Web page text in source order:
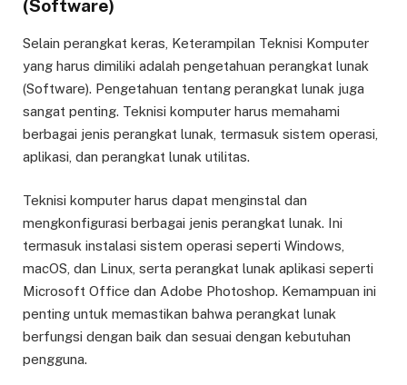
(Software)
Selain perangkat keras, Keterampilan Teknisi Komputer
yang harus dimiliki adalah pengetahuan perangkat lunak
(Software). Pengetahuan tentang perangkat lunak juga
sangat penting. Teknisi komputer harus memahami
berbagai jenis perangkat lunak, termasuk sistem operasi,
aplikasi, dan perangkat lunak utilitas.
Teknisi komputer harus dapat menginstal dan
mengkonfigurasi berbagai jenis perangkat lunak. Ini
termasuk instalasi sistem operasi seperti Windows,
macOS, dan Linux, serta perangkat lunak aplikasi seperti
Microsoft Office dan Adobe Photoshop. Kemampuan ini
penting untuk memastikan bahwa perangkat lunak
berfungsi dengan baik dan sesuai dengan kebutuhan
pengguna.